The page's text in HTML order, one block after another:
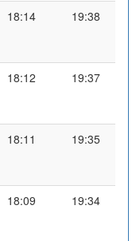
18:14 19:38
18:12 19:37
18:11 19:35
18:09 19:34